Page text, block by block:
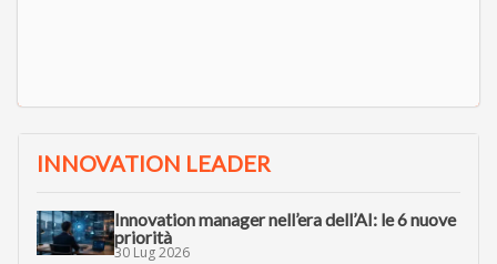
INNOVATION LEADER
Innovation manager nell’era dell’AI: le 6 nuove
priorità
30 Lug 2026